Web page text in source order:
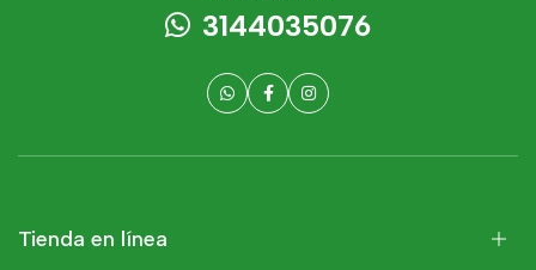
3144035076
Tienda en línea